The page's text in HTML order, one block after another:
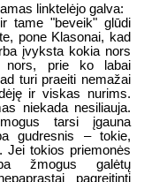
linktelėjo galva:
tame "beveik" glūdi
pone Klasonai, kad
įvyksta kokia nors
nors, prie ko labai
turi praeiti nemažai
ir viskas nurims.
niekada nesiliauja.
tarsi įgauna
gudresnis – tokie,
Jei tokios priemonės
žmogus galėtų
pagreitinti